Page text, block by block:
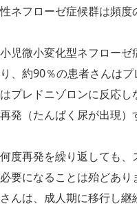
性ネフローゼ症候群は頻
小児微小変化型ネフロー
り、約90％の患者さんは
はプレドニゾロンに反応
再発（たんぱく尿が出現
何度再発を繰り返しても
必要になることは殆どあ
さんは、成人期に移行し継